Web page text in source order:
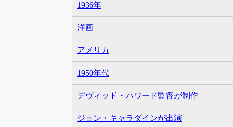
1936年
洋画
アメリカ
1950年代
デヴィッド・ハワード監督が制作
ジョン・キャラダインが出演